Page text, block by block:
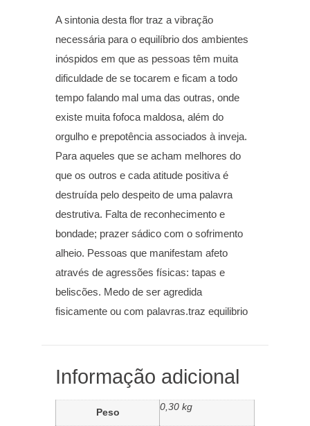
A sintonia desta flor traz a vibração
necessária para o equilíbrio dos ambientes
inóspidos em que as pessoas têm muita
dificuldade de se tocarem e ficam a todo
tempo falando mal uma das outras, onde
existe muita fofoca maldosa, além do
orgulho e prepotência associados à inveja.
Para aqueles que se acham melhores do
que os outros e cada atitude positiva é
destruída pelo despeito de uma palavra
destrutiva. Falta de reconhecimento e
bondade; prazer sádico com o sofrimento
alheio. Pessoas que manifestam afeto
através de agressões físicas: tapas e
beliscões. Medo de ser agredida
fisicamente ou com palavras.traz equilibrio
Informação adicional
Peso
0,30 kg